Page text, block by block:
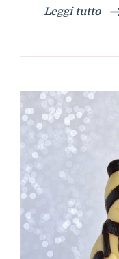
Leggi tutto